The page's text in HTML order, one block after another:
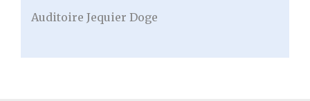
Auditoire Jequier Doge